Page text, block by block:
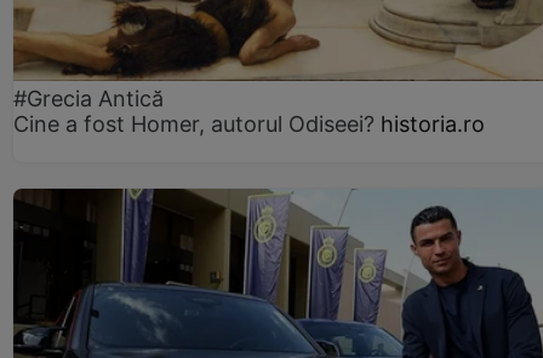
#Grecia Antică
Cine a fost Homer, autorul Odiseei? historia.ro